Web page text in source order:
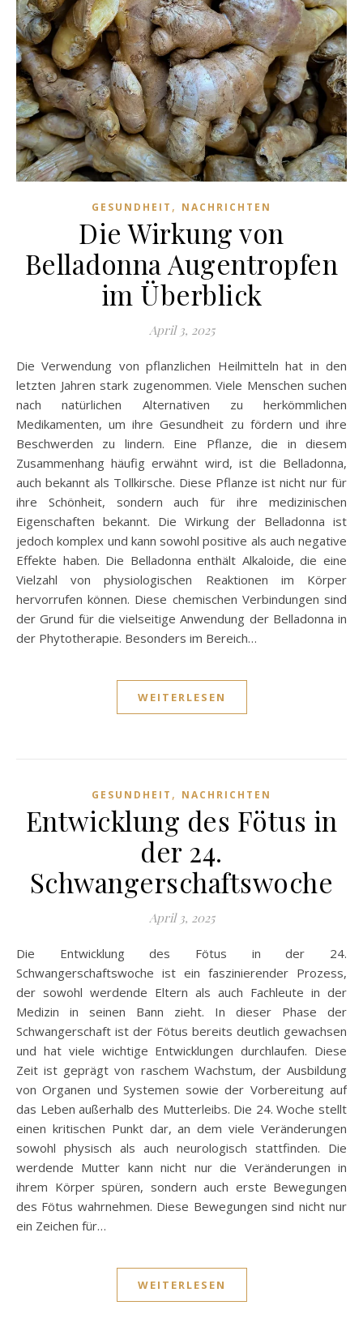
GESUNDHEIT , NACHRICHTEN
Die Wirkung von
Belladonna Augentropfen
im Überblick
April 3, 2025
Die Verwendung von pflanzlichen Heilmitteln hat in den
letzten Jahren stark zugenommen. Viele Menschen suchen
nach natürlichen Alternativen zu herkömmlichen
Medikamenten, um ihre Gesundheit zu fördern und ihre
Beschwerden zu lindern. Eine Pflanze, die in diesem
Zusammenhang häufig erwähnt wird, ist die Belladonna,
auch bekannt als Tollkirsche. Diese Pflanze ist nicht nur für
ihre Schönheit, sondern auch für ihre medizinischen
Eigenschaften bekannt. Die Wirkung der Belladonna ist
jedoch komplex und kann sowohl positive als auch negative
Effekte haben. Die Belladonna enthält Alkaloide, die eine
Vielzahl von physiologischen Reaktionen im Körper
hervorrufen können. Diese chemischen Verbindungen sind
der Grund für die vielseitige Anwendung der Belladonna in
der Phytotherapie. Besonders im Bereich…
WEITERLESEN
GESUNDHEIT , NACHRICHTEN
Entwicklung des Fötus in
der 24.
Schwangerschaftswoche
April 3, 2025
Die Entwicklung des Fötus in der 24.
Schwangerschaftswoche ist ein faszinierender Prozess,
der sowohl werdende Eltern als auch Fachleute in der
Medizin in seinen Bann zieht. In dieser Phase der
Schwangerschaft ist der Fötus bereits deutlich gewachsen
und hat viele wichtige Entwicklungen durchlaufen. Diese
Zeit ist geprägt von raschem Wachstum, der Ausbildung
von Organen und Systemen sowie der Vorbereitung auf
das Leben außerhalb des Mutterleibs. Die 24. Woche stellt
einen kritischen Punkt dar, an dem viele Veränderungen
sowohl physisch als auch neurologisch stattfinden. Die
werdende Mutter kann nicht nur die Veränderungen in
ihrem Körper spüren, sondern auch erste Bewegungen
des Fötus wahrnehmen. Diese Bewegungen sind nicht nur
ein Zeichen für…
WEITERLESEN